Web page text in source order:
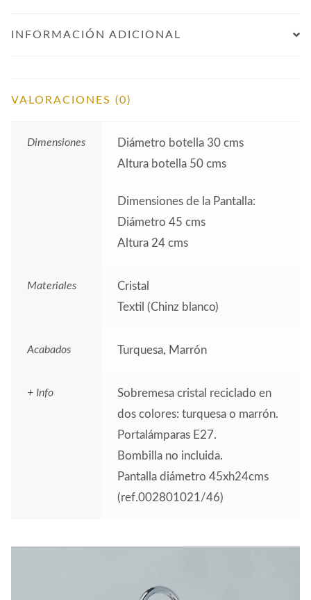
INFORMACIÓN ADICIONAL
VALORACIONES (0)
Dimensiones
Diámetro botella 30 cms
Altura botella 50 cms
Dimensiones de la Pantalla:
Diámetro 45 cms
Altura 24 cms
Materiales
Cristal
Textil (Chinz blanco)
Acabados Turquesa, Marrón
+ Info
Sobremesa cristal reciclado en
dos colores: turquesa o marrón.
Portalámparas E27.
Bombilla no incluida.
Pantalla diámetro 45xh24cms
(ref.002801021/46)